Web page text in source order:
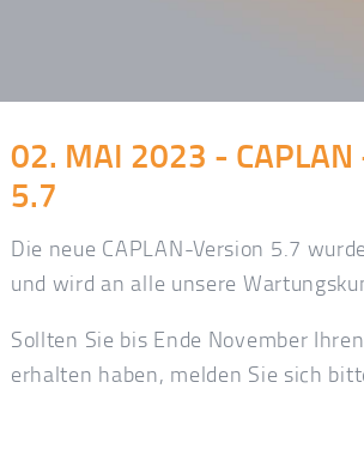
02. MAI 2023 - CAPLAN
5.7
Die neue CAPLAN-Version 5.7
und wird an alle unsere
Sollten Sie bis Ende November
erhalten haben, melden Sie sich